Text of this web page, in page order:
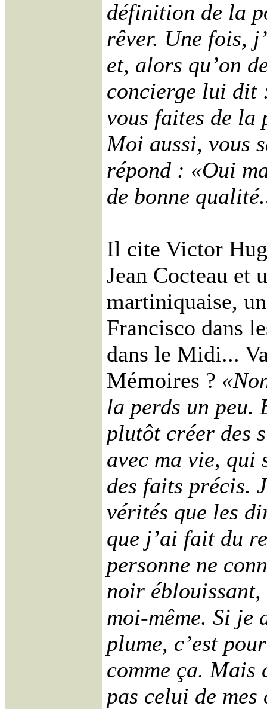
définition de la
rêver. Une fois,
et, alors qu’on
concierge lui dit
vous faites de la
Moi aussi, vous
répond : «Oui
de bonne
Il cite Victor
Jean Cocteau et
martiniquaise,
Francisco dans
dans le Midi...
Mémoires ?
la perds un peu.
plutôt créer des
avec ma vie, qui
des faits précis.
vérités que les
que j’ai fait du
personne ne
noir
moi-même. Si je
plume, c’est
comme ça. Mais
pas celui de mes